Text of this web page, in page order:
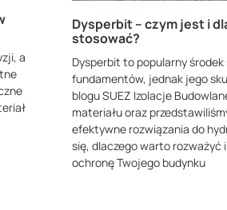
a
Dysperbit – czym jest i
stosować?
Dysperbit to popularny
fundamentów, jednak jego
blogu SUEZ Izolacje
materiału oraz
efektywne rozwiązania do
się, dlaczego warto rozważyć
ochronę Twojego budynku